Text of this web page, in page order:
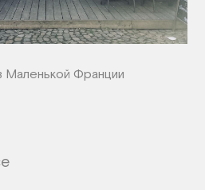
Маленькой Франции